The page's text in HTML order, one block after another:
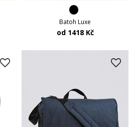
Batoh Luxe
od 1418 Kč